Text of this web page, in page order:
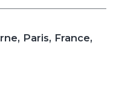
Paris, France,